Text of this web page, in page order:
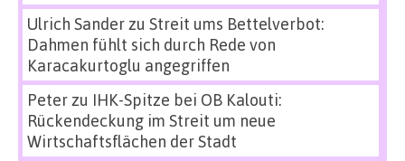
Ulrich Sanderzu Streit ums Bettelverbot:
Dahmen fühlt sich durch Rede von
Karacakurtoglu angegriffen
Peterzu IHK-Spitze bei OB Kalouti:
Rückendeckung im Streit um neue
Wirtschaftsflächen der Stadt